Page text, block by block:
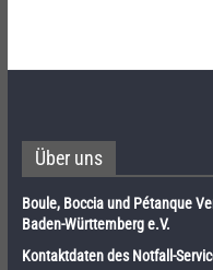
Über uns
Boule, Boccia und Pétanque
Baden-Württemberg e.V.
Kontaktdaten des Notfall-